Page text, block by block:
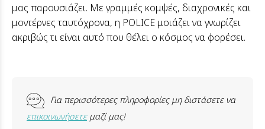
μας παρουσιάζει. Με γραμμές κομψές, διαχρονικές και
μοντέρνες ταυτόχρονα, η POLICE μοιάζει να γνωρίζει
ακριβώς τι είναι αυτό που θέλει ο κόσμος να φορέσει.
Για περισσότερες πληροφορίες μη διστάσετε να
επικοινωνήσετεμαζί μας!